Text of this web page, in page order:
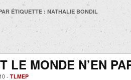
ÉTIQUETTE : NATHALIE BONDIL
LE MONDE N’EN
- TLMEP